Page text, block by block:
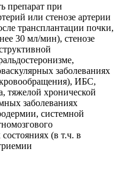
препарат при
или стенозе артерии
трансплантации почки,
30 мл/мин), стенозе
заболеваниях
кровообращения), ИБС,
тяжелой хронической
заболеваниях
системной
(в т.ч. в